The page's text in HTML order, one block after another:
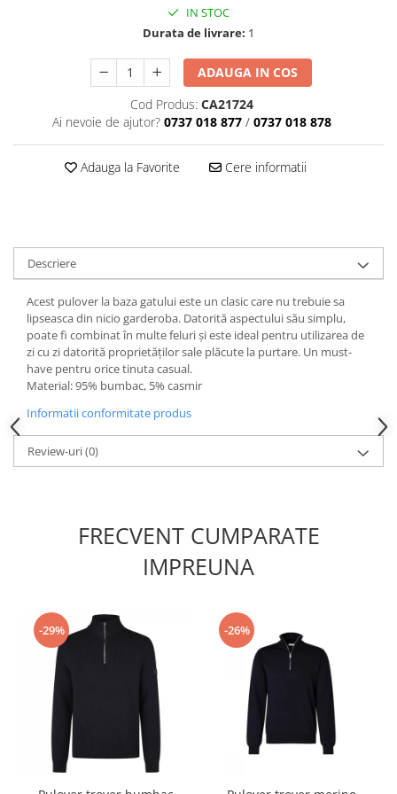
IN STOC
Durata de livrare: 1
ADAUGA IN COS
Cod Produs: CA21724
Ai nevoie de ajutor? 0737 018 877 / 0737 018 878
Adauga la Favorite Cere informatii
Descriere
Acest pulover la baza gatului este un clasic care nu trebuie sa
lipseasca din nicio garderoba. Datorită aspectului său simplu,
poate fi combinat în multe feluri și este ideal pentru utilizarea de
zi cu zi datorită proprietăților sale plăcute la purtare. Un must-
have pentru orice tinuta casual.
Material: 95% bumbac, 5% casmir
Informatii conformitate produs
Review-uri(0)
FRECVENT CUMPARATE
IMPREUNA
-29% -26%